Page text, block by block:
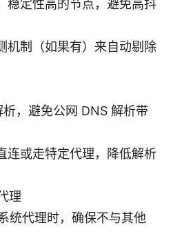
稳定性高的节点，避免高抖
机制（如果有）来自动剔除
，避免公网 DNS 解析带
连或走特定代理，降低解析
理
统代理时，确保不与其他